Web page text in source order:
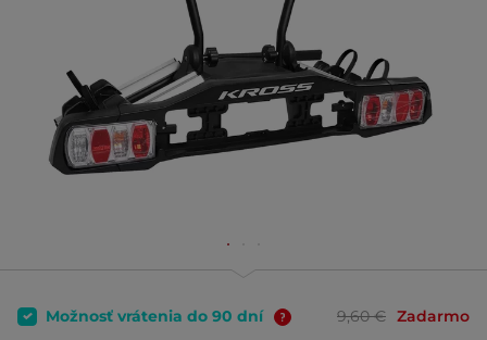
Možnosť vrátenia do 90 dní 9,60 € Zadarmo